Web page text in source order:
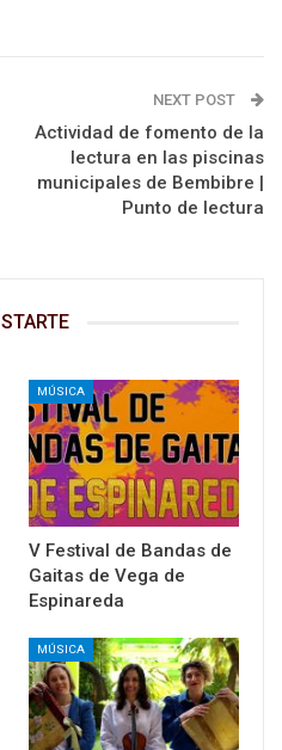
NEXT POST
Actividad de fomento de la
lectura en las piscinas
municipales de Bembibre |
Punto de lectura
MÚSICA
V Festival de Bandas de
Gaitas de Vega de
Espinareda
MÚSICA